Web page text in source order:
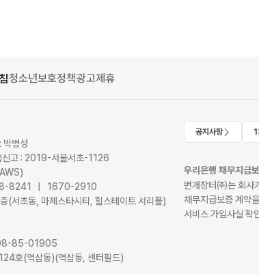
청소년보호정책광고제휴
병성
고 : 2019-서울서초-1126
8241 | 1670-2910
(서초동, 마제스타시티, 힐스테이트 서리풀)
85-01905
호(역삼동)(역삼동, 센터필드)
공지사항
우리은행 채무지급
번개장터㈜는 회사
채무지급보증 계약
서비스 가입사실 확